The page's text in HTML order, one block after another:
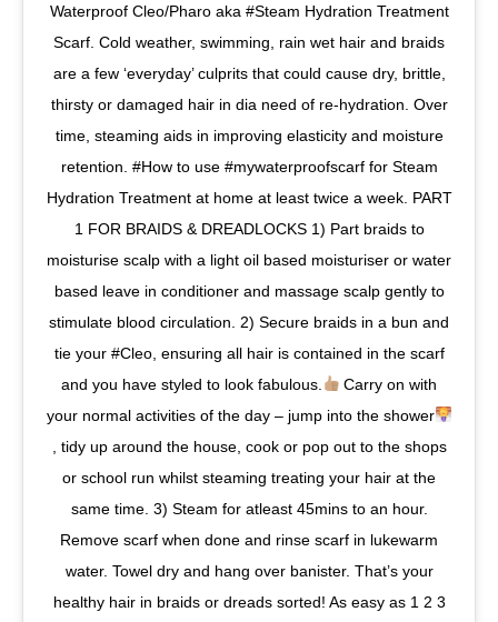
Waterproof Cleo/Pharo aka #Steam Hydration Treatment
Scarf. Cold weather, swimming, rain wet hair and braids
are a few ‘everyday’ culprits that could cause dry, brittle,
thirsty or damaged hair in dia need of re-hydration. Over
time, steaming aids in improving elasticity and moisture
retention. #How to use #mywaterproofscarf for Steam
Hydration Treatment at home at least twice a week. PART
1 FOR BRAIDS & DREADLOCKS 1) Part braids to
moisturise scalp with a light oil based moisturiser or water
based leave in conditioner and massage scalp gently to
stimulate blood circulation. 2) Secure braids in a bun and
tie your #Cleo, ensuring all hair is contained in the scarf
and you have styled to look fabulous.
Carry on with
your normal activities of the day – jump into the shower
, tidy up around the house, cook or pop out to the shops
or school run whilst steaming treating your hair at the
same time. 3) Steam for atleast 45mins to an hour.
Remove scarf when done and rinse scarf in lukewarm
water. Towel dry and hang over banister. That’s your
healthy hair in braids or dreads sorted! As easy as 1 2 3